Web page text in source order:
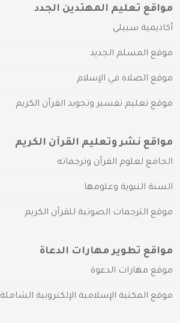
مواقع تعليم المهتدين الجدد
أكاديمية سبيلي
موقع المسلم الجديد
موقع الصلاة في الإسلام
موقع تعليم تفسير وتجويد القرآن الكريم
مواقع نشر وتعليم القرآن الكريم
الجامع لعلوم القرآن وترجماته
السنة النبوية وعلومها
موقع الترجمات الصوتية للقرآن الكريم
مواقع تطوير مهارات الدعاة
موقع مهارات الدعوة
موقع المكتبة الإسلامية الإلكترونية الشاملة